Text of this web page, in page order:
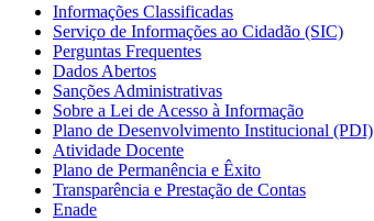
Informações Classificadas
Serviço de Informações ao Cidadão (SIC)
Perguntas Frequentes
Dados Abertos
Sanções Administrativas
Sobre a Lei de Acesso à Informação
Plano de Desenvolvimento Institucional (PDI)
Atividade Docente
Plano de Permanência e Êxito
Transparência e Prestação de Contas
Enade